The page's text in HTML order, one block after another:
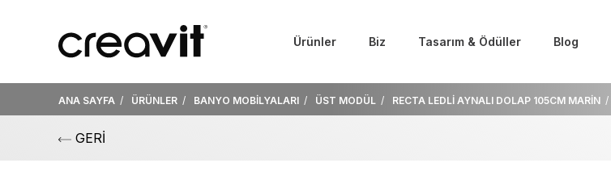
Ürünler Biz Tasarım & Ödüller Blog
ANA SAYFA ÜRÜNLER BANYO MOBİLYALARI ÜST MODÜL RECTA LEDLİ AYNALI DOLAP 105CM MARİN
GERİ